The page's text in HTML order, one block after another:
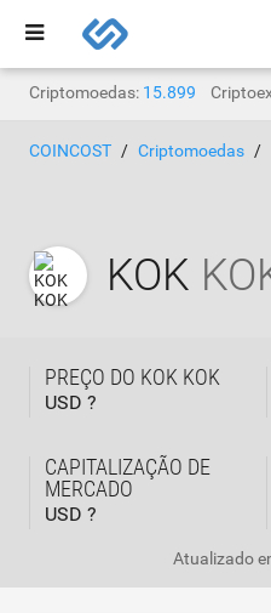
Criptomoedas: 15.899
COINCOST Criptomoedas
KOK
PREÇO DO KOK KOK
USD ?
CAPITALIZAÇÃO DE
MERCADO
USD ?
Atualizado